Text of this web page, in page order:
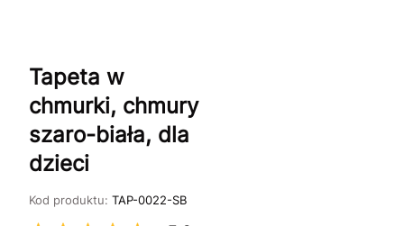
Tapeta w
chmurki, chmury
szaro-biała, dla
dzieci
Kod produktu: TAP-0022-SB